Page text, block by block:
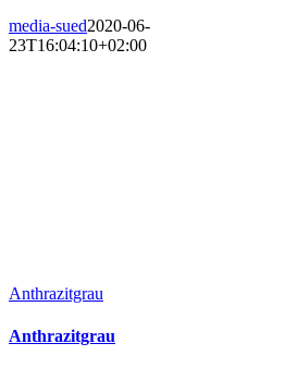
media-sued2020-06-
23T16:04:10+02:00
Anthrazitgrau
Anthrazitgrau